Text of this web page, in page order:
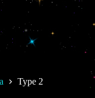
Type 2